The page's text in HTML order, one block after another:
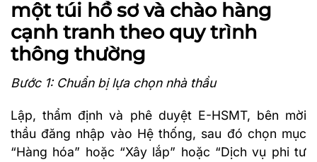
một túi hồ sơ và chào hàng
cạnh tranh theo quy trình
thông thường
Bước 1: Chuẩn bị lựa chọn nhà thầu
Lập, thẩm định và phê duyệt E-HSMT, bên mời
thầu đăng nhập vào Hệ thống, sau đó chọn mục
“Hàng hóa” hoặc “Xây lắp” hoặc “Dịch vụ phi tư